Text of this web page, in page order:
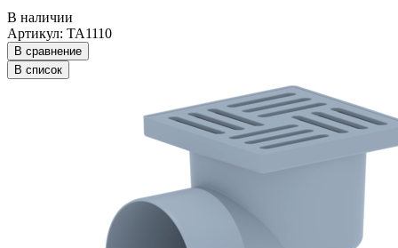
В наличии
Артикул: ТА1110
В сравнение
В список